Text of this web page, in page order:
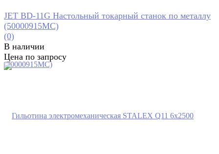
JET BD-11G Настольный токарный станок по металлу
(50000915MC)
(0)
В наличии
Цена по запросу